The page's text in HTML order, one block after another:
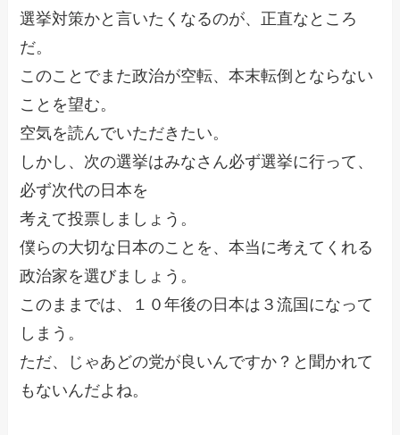
選挙対策かと言いたくなるのが、正直なところ
だ。
このことでまた政治が空転、本末転倒とならない
ことを望む。
空気を読んでいただきたい。
しかし、次の選挙はみなさん必ず選挙に行って、
必ず次代の日本を
考えて投票しましょう。
僕らの大切な日本のことを、本当に考えてくれる
政治家を選びましょう。
このままでは、１０年後の日本は３流国になって
しまう。
ただ、じゃあどの党が良いんですか？と聞かれて
もないんだよね。